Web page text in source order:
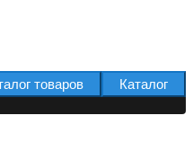
Каталог
товаров